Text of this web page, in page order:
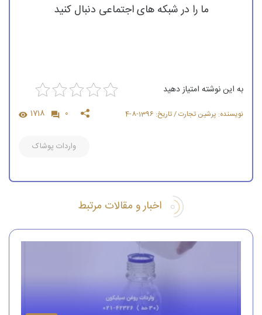
ما را در شبکه های اجتماعی دنبال کنید
به این نوشته امتیاز دهید
نویسنده: پرشین تجارت / تاریخ: 1396-8-4 0
1718
واردات پوشاک
اخبار و مقالات مرتبط